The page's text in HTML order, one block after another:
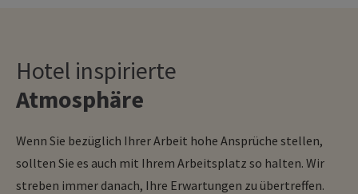
Hotel inspirierte
Atmosphäre
Wenn Sie bezüglich Ihrer Arbeit hohe Ansprüche stellen,
sollten Sie es auch mit Ihrem Arbeitsplatz so halten. Wir
streben immer danach, Ihre Erwartungen zu übertreffen.